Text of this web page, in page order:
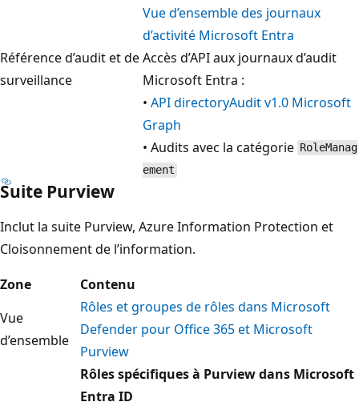
Référence d’audit et de
surveillance
Vue d’ensemble des journaux
d’activité Microsoft Entra
Accès d’API aux journaux d’audit
Microsoft Entra :
• API directoryAudit v1.0 Microsoft
Graph
• Audits avec la catégorie RoleManag
ement
Suite Purview
Inclut la suite Purview, Azure Information Protection et
Cloisonnement de l’information.
Zone
Contenu
Vue
d’ensemble
Rôles et groupes de rôles dans Microsoft
Defender pour Office 365 et Microsoft
Purview
Rôles spécifiques à Purview dans Microsoft
Entra ID